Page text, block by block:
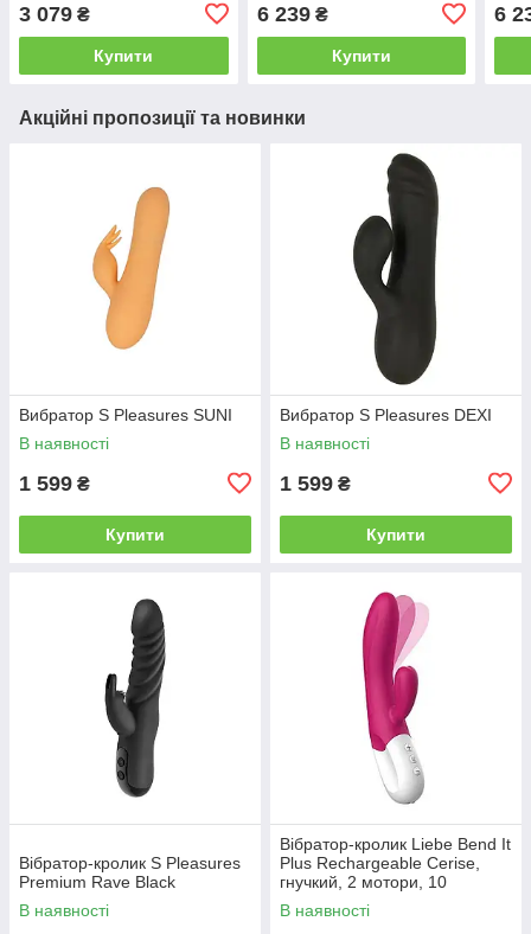
3 079 ₴
Купити
6 239₴
Купити
6
Акційні пропозиції та новинки
Вибратор S Pleasures SUNI
В наявності
1 599 ₴
Купити
Вибратор S Pleasures DEXI
В наявності
1 599 ₴
Купити
Вібратор-кролик S Pleasures
Premium Rave Black
В наявності
Вібратор-кролик Liebe Bend It
Plus Rechargeable Cerise,
гнучкий, 2 мотори, 10
режимів
В наявності